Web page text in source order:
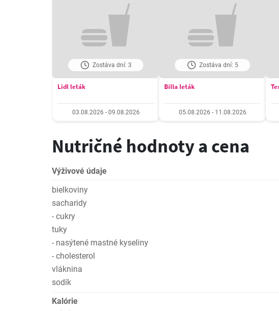
Zostáva dní: 3
Lidl leták
03.08.2026 - 09.08.2026
Zostáva dní: 5
Billa leták
05.08.2026 - 11.08.2026
Nutričné hodnoty a cena
Výživové údaje
bielkoviny
sacharidy
- cukry
tuky
- nasýtené mastné kyseliny
- cholesterol
vláknina
sodík
Kalórie